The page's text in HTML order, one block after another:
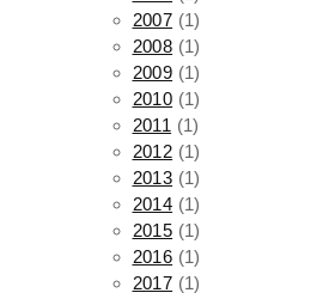
2007 (1)
2008 (1)
2009 (1)
2010 (1)
2011 (1)
2012 (1)
2013 (1)
2014 (1)
2015 (1)
2016 (1)
2017 (1)